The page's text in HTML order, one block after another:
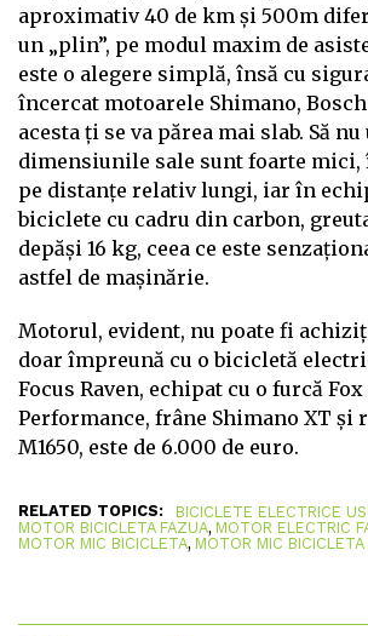
aproximativ 40 de km și 500m
un „plin”, pe modul maxim de
este o alegere simplă, însă cu
încercat motoarele Shimano, Bosch
acesta ți se va părea mai slab. Să
dimensiunile sale sunt foarte mici,
pe distanțe relativ lungi, iar în
biciclete cu cadru din carbon,
depăși 16 kg, ceea ce este
astfel de mașinărie.
Motorul, evident, nu poate fi
doar împreună cu o bicicletă
Focus Raven, echipat cu o furcă Fox
Performance, frâne Shimano XT și
M1650, este de 6.000 de euro.
RELATED TOPICS: BICICLETE ELECTRICE
MOTOR BICICLETA FAZUA, MOTOR ELECTRIC
MOTOR MIC BICICLETA, MOTOR MIC